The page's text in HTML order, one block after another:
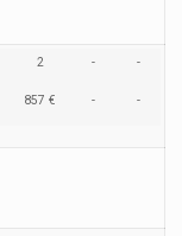
2 -
-
857 € - -